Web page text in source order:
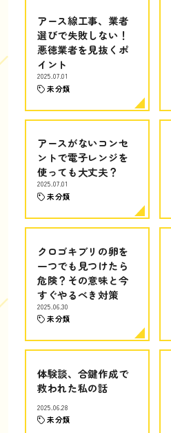
アース線工事、業者
選びで失敗しない！
悪徳業者を見抜くポ
イント
2025.07.01
未分類
アースがないコンセ
ントで電子レンジを
使っても大丈夫？
2025.07.01
未分類
クロゴキブリの卵を
一つでも見つけたら
危険？その意味と今
すぐやるべき対策
2025.06.30
未分類
体験談、合鍵作成で
救われた私の話
2025.06.28
未分類